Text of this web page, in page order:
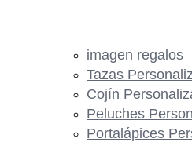
imagen regalos
Tazas
Cojín
Peluches
Portalápices